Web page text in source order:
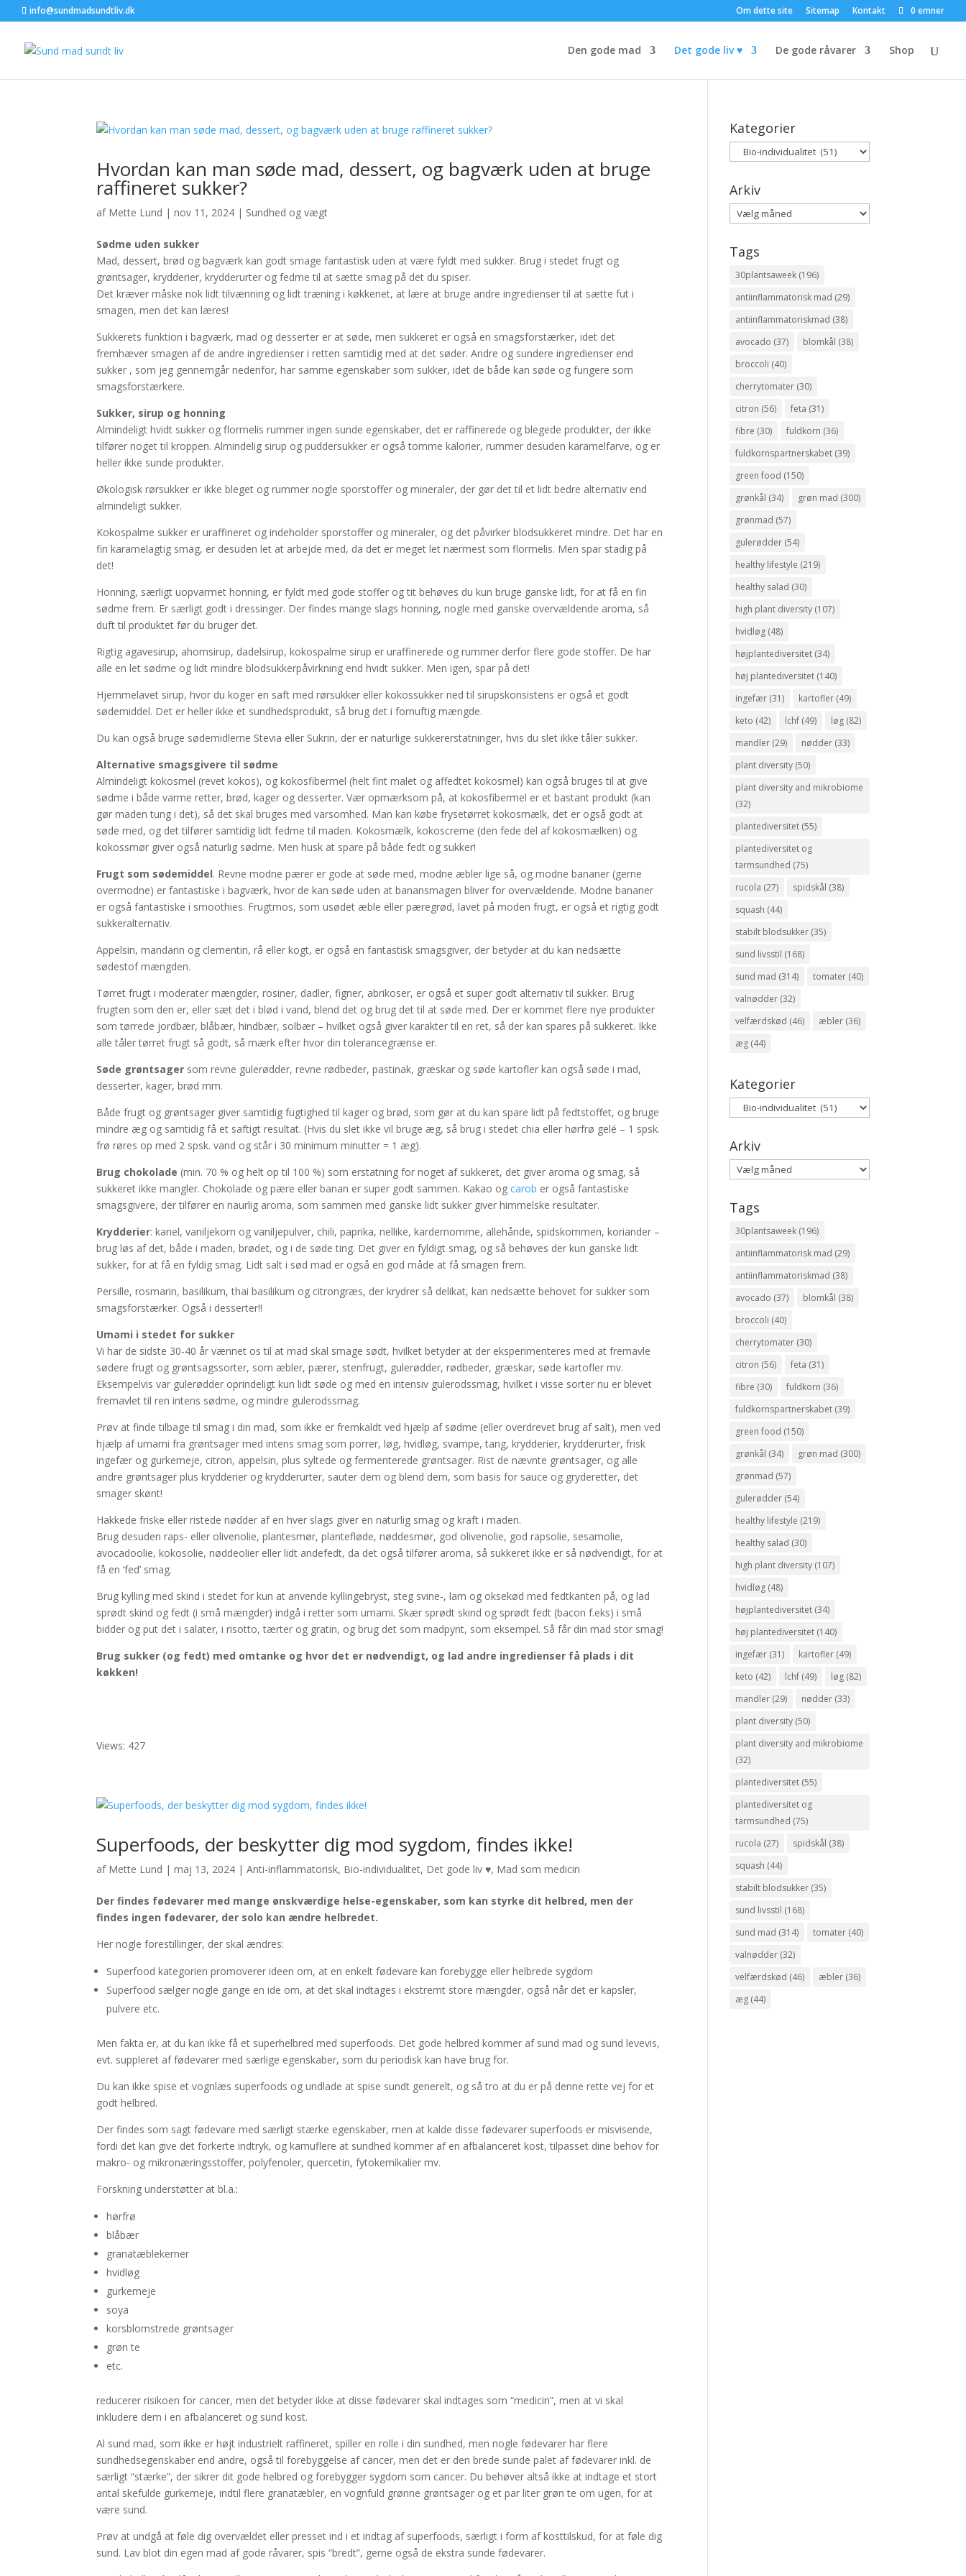
info@sundmadsundtliv.dk Om dette site Sitemap Kontakt 0 emner
Den gode mad Det gode liv ♥ De gode råvarer Shop
Hvordan kan man søde mad, dessert, og bagværk uden at bruge
raffineret sukker?
af Mette Lund |nov 11, 2024 | Sundhed og vægt
Sødme uden sukker
Mad, dessert, brød og bagværk kan godt smage fantastisk uden at være fyldt med sukker. Brug i stedet frugt og
grøntsager, krydderier, krydderurter og fedme til at sætte smag på det du spiser.
Det kræver måske nok lidt tilvænning og lidt træning i køkkenet, at lære at bruge andre ingredienser til at sætte fut i
smagen, men det kan læres!
Sukkerets funktion i bagværk, mad og desserter er at søde, men sukkeret er også en smagsforstærker, idet det
fremhæver smagen af de andre ingredienser i retten samtidig med at det søder. Andre og sundere ingredienser end
sukker , som jeg gennemgår nedenfor, har samme egenskaber som sukker, idet de både kan søde og fungere som
smagsforstærkere.
Sukker, sirup og honning
Almindeligt hvidt sukker og flormelis rummer ingen sunde egenskaber, det er raffinerede og blegede produkter, der ikke
tilfører noget til kroppen. Almindelig sirup og puddersukker er også tomme kalorier, rummer desuden karamelfarve, og er
heller ikke sunde produkter.
Økologisk rørsukker er ikke bleget og rummer nogle sporstoffer og mineraler, der gør det til et lidt bedre alternativ end
almindeligt sukker.
Kokospalme sukker er uraffineret og indeholder sporstoffer og mineraler, og det påvirker blodsukkeret mindre. Det har en
fin karamelagtig smag, er desuden let at arbejde med, da det er meget let nærmest som flormelis. Men spar stadig på
det!
Honning, særligt uopvarmet honning, er fyldt med gode stoffer og tit behøves du kun bruge ganske lidt, for at få en fin
sødme frem. Er særligt godt i dressinger. Der findes mange slags honning, nogle med ganske overvældende aroma, så
duft til produktet før du bruger det.
Rigtig agavesirup, ahornsirup, dadelsirup, kokospalme sirup er uraffinerede og rummer derfor flere gode stoffer. De har
alle en let sødme og lidt mindre blodsukkerpåvirkning end hvidt sukker. Men igen, spar på det!
Hjemmelavet sirup, hvor du koger en saft med rørsukker eller kokossukker ned til sirupskonsistens er også et godt
sødemiddel. Det er heller ikke et sundhedsprodukt, så brug det i fornuftig mængde.
Du kan også bruge sødemidlerne Stevia eller Sukrin, der er naturlige sukkererstatninger, hvis du slet ikke tåler sukker.
Alternative smagsgivere til sødme
Almindeligt kokosmel (revet kokos), og kokosfibermel (helt fint malet og affedtet kokosmel) kan også bruges til at give
sødme i både varme retter, brød, kager og desserter. Vær opmærksom på, at kokosfibermel er et bastant produkt (kan
gør maden tung i det), så det skal bruges med varsomhed. Man kan købe frysetørret kokosmælk, det er også godt at
søde med, og det tilfører samtidig lidt fedme til maden. Kokosmælk, kokoscreme (den fede del af kokosmælken) og
kokossmør giver også naturlig sødme. Men husk at spare på både fedt og sukker!
Frugt som sødemiddel. Revne modne pærer er gode at søde med, modne æbler lige så, og modne bananer (gerne
overmodne) er fantastiske i bagværk, hvor de kan søde uden at banansmagen bliver for overvældende. Modne bananer
er også fantastiske i smoothies. Frugtmos, som usødet æble eller pæregrød, lavet på moden frugt, er også et rigtig godt
sukkeralternativ.
Appelsin, mandarin og clementin, rå eller kogt, er også en fantastisk smagsgiver, der betyder at du kan nedsætte
sødestof mængden.
Tørret frugt i moderater mængder, rosiner, dadler, figner, abrikoser, er også et super godt alternativ til sukker. Brug
frugten som den er, eller sæt det i blød i vand, blend det og brug det til at søde med. Der er kommet flere nye produkter
som tørrede jordbær, blåbær, hindbær, solbær – hvilket også giver karakter til en ret, så der kan spares på sukkeret. Ikke
alle tåler tørret frugt så godt, så mærk efter hvor din tolerancegrænse er.
Søde grøntsager som revne gulerødder, revne rødbeder, pastinak, græskar og søde kartofler kan også søde i mad,
desserter, kager, brød mm.
Både frugt og grøntsager giver samtidig fugtighed til kager og brød, som gør at du kan spare lidt på fedtstoffet, og bruge
mindre æg og samtidig få et saftigt resultat. (Hvis du slet ikke vil bruge æg, så brug i stedet chia eller hørfrø gelé – 1 spsk.
frø røres op med 2 spsk. vand og står i 30 minimum minutter = 1 æg).
Brug chokolade (min. 70 % og helt op til 100 %) som erstatning for noget af sukkeret, det giver aroma og smag, så
sukkeret ikke mangler. Chokolade og pære eller banan er super godt sammen. Kakao ogcarob er også fantastiske
smagsgivere, der tilfører en naurlig aroma, som sammen med ganske lidt sukker giver himmelske resultater.
Krydderier: kanel, vaniljekorn og vaniljepulver, chili, paprika, nellike, kardemomme, allehånde, spidskommen, koriander –
brug løs af det, både i maden, brødet, og i de søde ting. Det giver en fyldigt smag, og så behøves der kun ganske lidt
sukker, for at få en fyldig smag. Lidt salt i sød mad er også en god måde at få smagen frem.
Persille, rosmarin, basilikum, thai basilikum og citrongræs, der krydrer så delikat, kan nedsætte behovet for sukker som
smagsforstærker. Også i desserter!!
Umami i stedet for sukker
Vi har de sidste 30-40 år vænnet os til at mad skal smage sødt, hvilket betyder at der eksperimenteres med at fremavle
sødere frugt og grøntsagssorter, som æbler, pærer, stenfrugt, gulerødder, rødbeder, græskar, søde kartofler mv.
Eksempelvis var gulerødder oprindeligt kun lidt søde og med en intensiv gulerodssmag, hvilket i visse sorter nu er blevet
fremavlet til ren intens sødme, og mindre gulerodssmag.
Prøv at finde tilbage til smag i din mad, som ikke er fremkaldt ved hjælp af sødme (eller overdrevet brug af salt), men ved
hjælp af umami fra grøntsager med intens smag som porrer, løg, hvidløg, svampe, tang, krydderier, krydderurter, frisk
ingefær og gurkemeje, citron, appelsin, plus syltede og fermenterede grøntsager. Rist de nævnte grøntsager, og alle
andre grøntsager plus krydderier og krydderurter, sauter dem og blend dem, som basis for sauce og gryderetter, det
smager skønt!
Hakkede friske eller ristede nødder af en hver slags giver en naturlig smag og kraft i maden.
Brug desuden raps- eller olivenolie, plantesmør, plantefløde, nøddesmør, god olivenolie, god rapsolie, sesamolie,
avocadoolie, kokosolie, nøddeolier eller lidt andefedt, da det også tilfører aroma, så sukkeret ikke er så nødvendigt, for at
få en ‘fed’ smag.
Brug kylling med skind i stedet for kun at anvende kyllingebryst, steg svine-, lam og oksekød med fedtkanten på, og lad
sprødt skind og fedt (i små mængder) indgå i retter som umami. Skær sprødt skind og sprødt fedt (bacon f.eks) i små
bidder og put det i salater, i risotto, tærter og gratin, og brug det som madpynt, som eksempel. Så får din mad stor smag!
Brug sukker (og fedt) med omtanke og hvor det er nødvendigt, og lad andre ingredienser få plads i dit
køkken!
Views: 427
Superfoods, der beskytter dig mod sygdom, findes ikke!
af Mette Lund |maj 13, 2024 |Anti-inflammatorisk, Bio-individualitet, Det gode liv ♥, Mad som medicin
Der findes fødevarer med mange ønskværdige helse-egenskaber, som kan styrke dit helbred, men der
findes ingen fødevarer, der solo kan ændre helbredet.
Her nogle forestillinger, der skal ændres:
Superfood kategorien promoverer ideen om, at en enkelt fødevare kan forebygge eller helbrede sygdom
Superfood sælger nogle gange en ide om, at det skal indtages i ekstremt store mængder, også når det er kapsler,
pulvere etc.
Men fakta er, at du kan ikke få et superhelbred med superfoods. Det gode helbred kommer af sund mad og sund levevis,
evt. suppleret af fødevarer med særlige egenskaber, som du periodisk kan have brug for.
Du kan ikke spise et vognlæs superfoods og undlade at spise sundt generelt, og så tro at du er på denne rette vej for et
godt helbred.
Der findes som sagt fødevare med særligt stærke egenskaber, men at kalde disse fødevarer superfoods er misvisende,
fordi det kan give det forkerte indtryk, og kamuflere at sundhed kommer af en afbalanceret kost, tilpasset dine behov for
makro- og mikronæringsstoffer, polyfenoler, quercetin, fytokemikalier mv.
Forskning understøtter at bl.a.:
hørfrø
blåbær
granatæblekerner
hvidløg
gurkemeje
soya
korsblomstrede grøntsager
grøn te
etc.
reducerer risikoen for cancer, men det betyder ikke at disse fødevarer skal indtages som “medicin”, men at vi skal
inkludere dem i en afbalanceret og sund kost.
Al sund mad, som ikke er højt industrielt raffineret, spiller en rolle i din sundhed, men nogle fødevarer har flere
sundhedsegenskaber end andre, også til forebyggelse af cancer, men det er den brede sunde palet af fødevarer inkl. de
særligt “stærke”, der sikrer dit gode helbred og forebygger sygdom som cancer. Du behøver altså ikke at indtage et stort
antal skefulde gurkemeje, indtil flere granatæbler, en vognfuld grønne grøntsager og et par liter grøn te om ugen, for at
være sund.
Prøv at undgå at føle dig overvældet eller presset ind i et indtag af superfoods, særligt i form af kosttilskud, for at føle dig
sund. Lav blot din egen mad af gode råvarer, spis “bredt”, gerne også de ekstra sunde fødevarer.
Kategorier
Kategorier
Arkiv
Arkiv
Tags
30plantsaweek (196)
antiinflammatorisk mad (29)
antiinflammatoriskmad (38)
avocado (37) blomkål (38)
broccoli (40)
cherrytomater (30)
citron (56) feta (31)
fibre (30) fuldkorn (36)
fuldkornspartnerskabet (39)
green food (150)
grønkål (34) grøn mad (300)
grønmad (57)
gulerødder (54)
healthy lifestyle (219)
healthy salad (30)
high plant diversity (107)
hvidløg (48)
højplantediversitet (34)
høj plantediversitet (140)
ingefær (31) kartofler (49)
keto (42) lchf (49) løg (82)
mandler (29) nødder (33)
plant diversity (50)
plant diversity and mikrobiome
(32)
plantediversitet (55)
plantediversitet og
tarmsundhed (75)
rucola (27) spidskål (38)
squash (44)
stabilt blodsukker (35)
sund livsstil (168)
sund mad (314) tomater (40)
valnødder (32)
velfærdskød (46) æbler (36)
æg (44)
Kategorier
Kategorier
Arkiv
Arkiv
Tags
30plantsaweek (196)
antiinflammatorisk mad (29)
antiinflammatoriskmad (38)
avocado (37) blomkål (38)
broccoli (40)
cherrytomater (30)
citron (56) feta (31)
fibre (30) fuldkorn (36)
fuldkornspartnerskabet (39)
green food (150)
grønkål (34) grøn mad (300)
grønmad (57)
gulerødder (54)
healthy lifestyle (219)
healthy salad (30)
high plant diversity (107)
hvidløg (48)
højplantediversitet (34)
høj plantediversitet (140)
ingefær (31) kartofler (49)
keto (42) lchf (49) løg (82)
mandler (29) nødder (33)
plant diversity (50)
plant diversity and mikrobiome
(32)
plantediversitet (55)
plantediversitet og
tarmsundhed (75)
rucola (27) spidskål (38)
squash (44)
stabilt blodsukker (35)
sund livsstil (168)
sund mad (314) tomater (40)
valnødder (32)
velfærdskød (46) æbler (36)
æg (44)